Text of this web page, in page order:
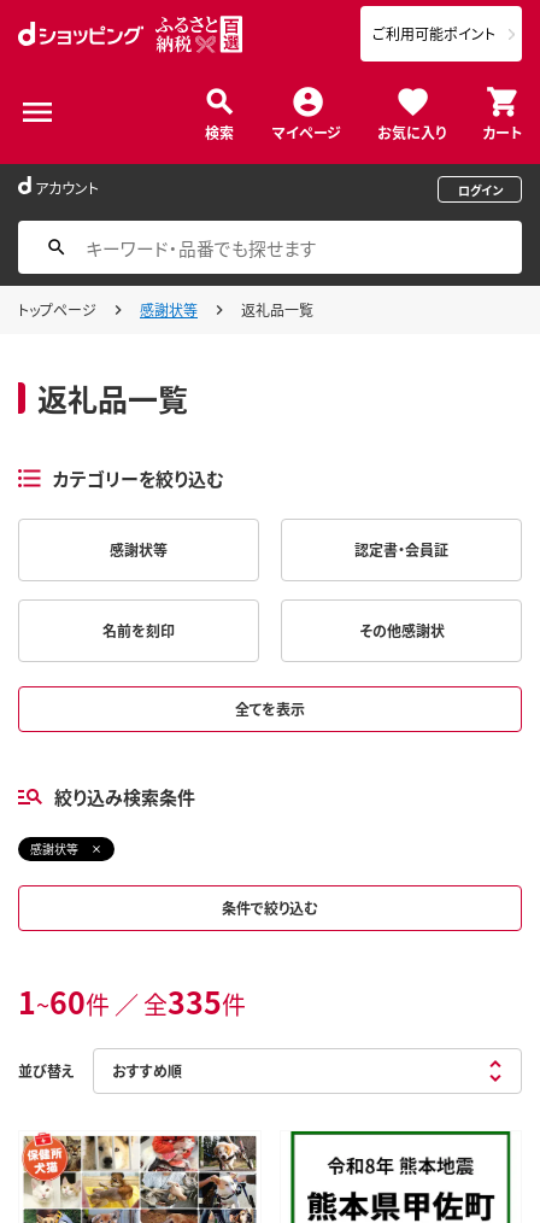
検索 マイページ お気に入り カート
ご利用可能ポイント
アカウント ログイン
トップページ 感謝状等 返礼品一覧
返礼品一覧
カテゴリーを絞り込む
感謝状等 認定書・会員証
名前を刻印 その他感謝状
全てを表示
絞り込み検索条件
感謝状等
条件で絞り込む
1~60件 ／ 全335件
並び替え